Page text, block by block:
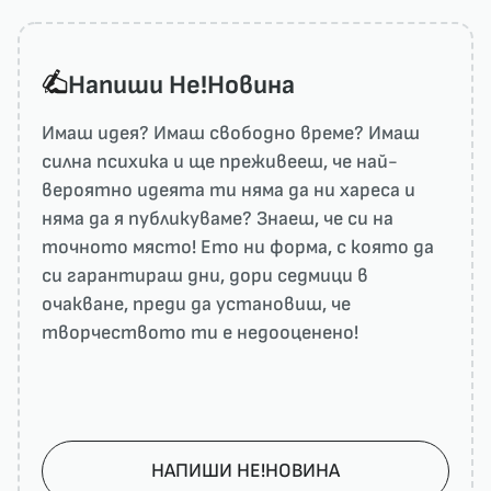
Напиши He!Новина
Имаш идея? Имаш свободно време? Имаш
силна психика и ще преживееш, че най-
вероятно идеята ти няма да ни харесa и
няма да я публикуваме? Знаеш, че си на
точното място! Ето ни форма, с която да
си гарантираш дни, дори седмици в
очакване, преди да установиш, че
творчеството ти е недооценено!
НАПИШИ НЕ!НОВИНА